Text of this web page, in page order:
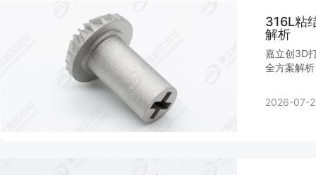
316L粘
解析
嘉立创3D
全方案解
2026-07-